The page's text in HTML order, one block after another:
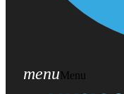
menuMenu